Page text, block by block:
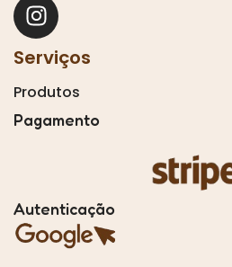
Serviços
Produtos
Pagamento
Autenticação